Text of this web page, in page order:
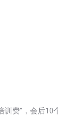
费”，会后10